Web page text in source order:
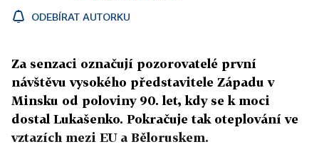
ODEBÍRAT AUTORKU
Za senzaci označují pozorovatelé první
návštěvu vysokého představitele Západu v
Minsku od poloviny 90. let, kdy se k moci
dostal Lukašenko. Pokračuje tak oteplování ve
vztazích mezi EU a Běloruskem.